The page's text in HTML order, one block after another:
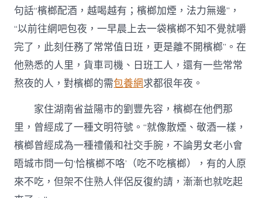
句話“檳榔配酒，越喝越有；檳榔加煙，法力無邊”，
“以前往網吧包夜，一早晨上去一袋檳榔不知不覺就嚼
完了，此刻任務了常常值日班，更是離不開檳榔”。在
他熟悉的人里，貨車司機、日班工人，還有一些常常
熬夜的人，對檳榔的需包養網求都很年夜。
家住湖南省益陽市的劉豐先容，檳榔在他們那
里，曾經成了一種文明符號。“就像散煙、敬酒一樣，
檳榔曾經成為一種禮儀和社交手腕，不論男女老小會
晤城市問一句‘恰檳榔不咯’（吃不吃檳榔），有的人原
來不吃，但架不住熟人伴侶反復約請，漸漸也就吃起